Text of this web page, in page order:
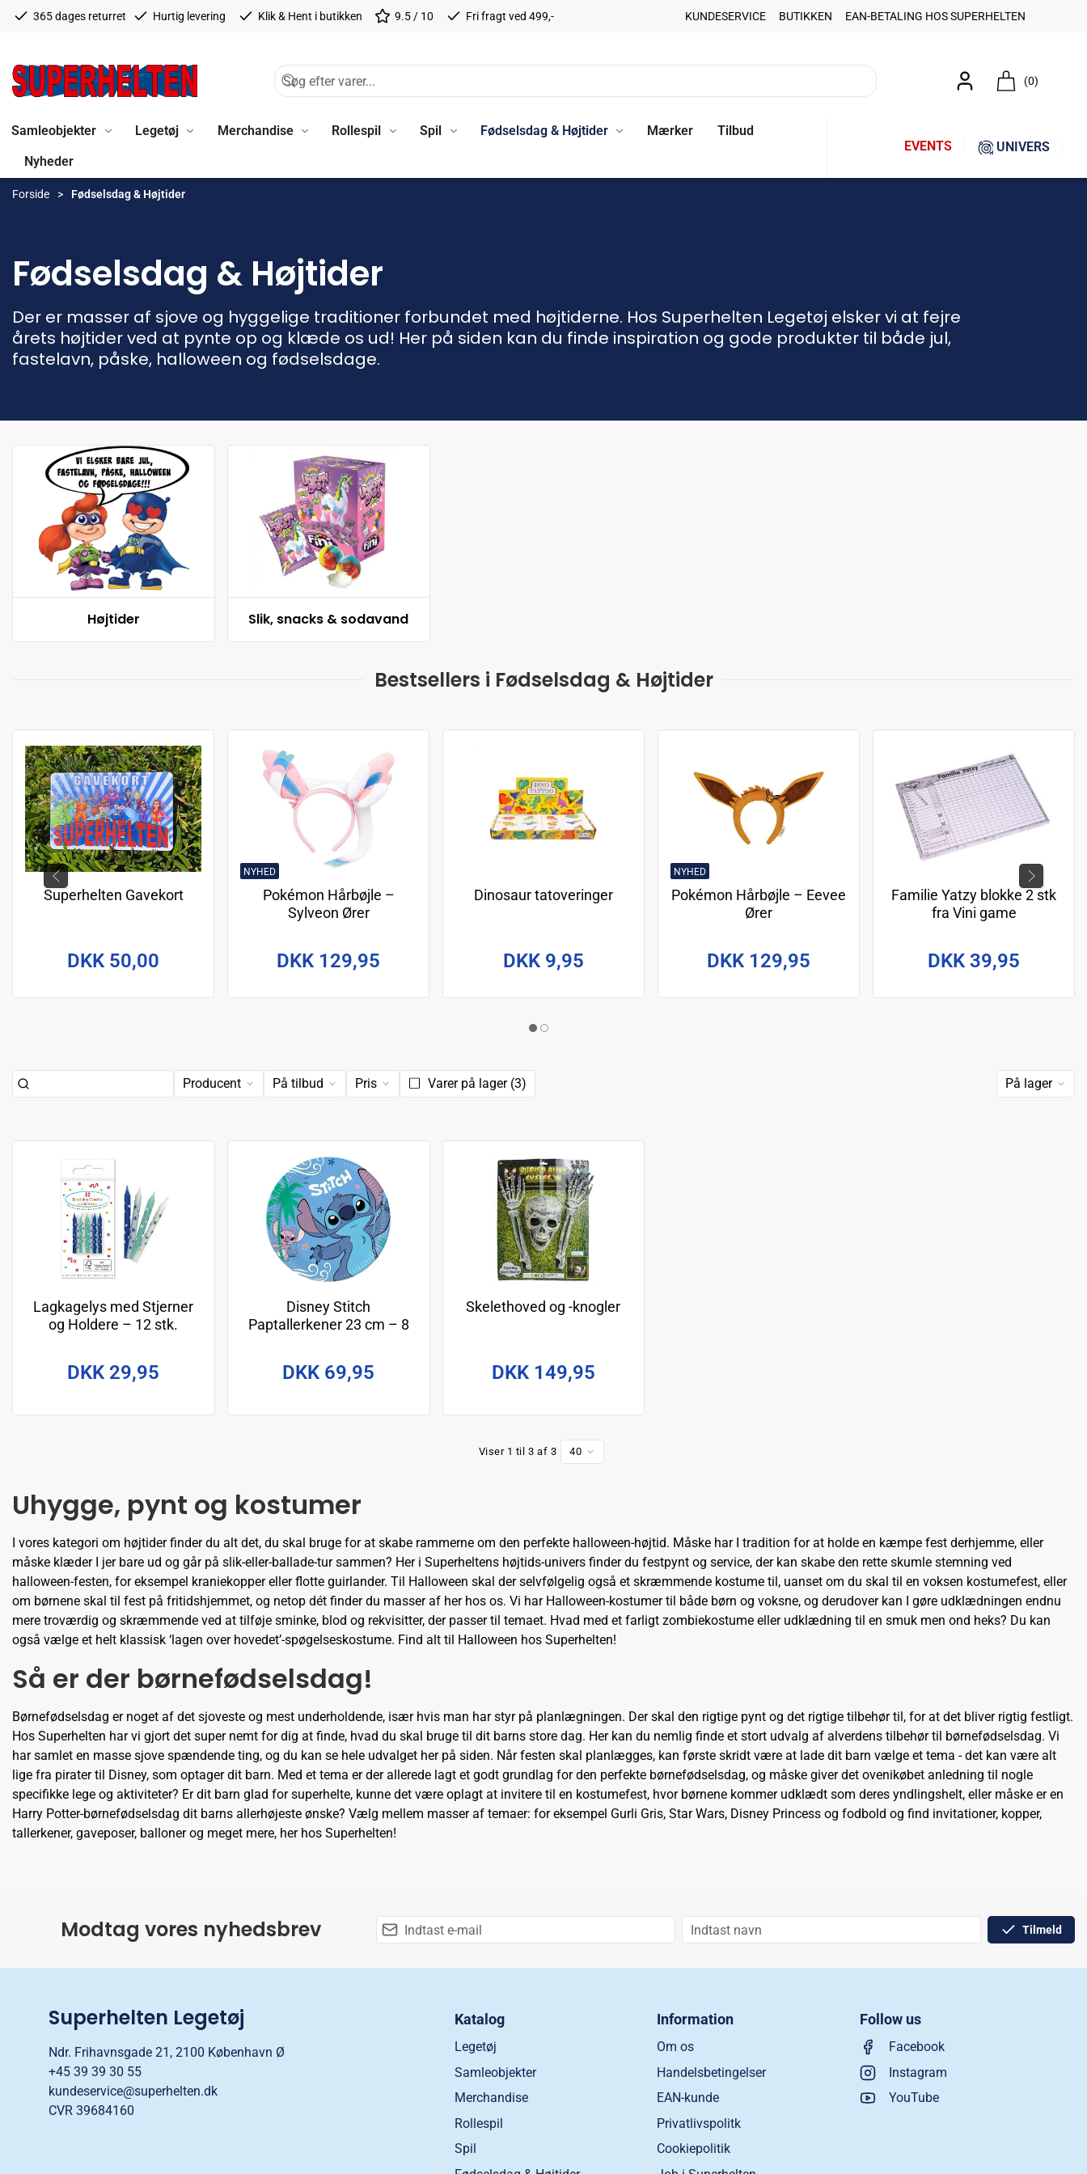
365 dages returret Hurtig levering Klik & Hent i butikken 9.5 / 10 Fri fragt ved 499,- KUNDESERVICE BUTIKKEN EAN-BETALING HOS SUPERHELTEN
(0)
Samleobjekter Legetøj Merchandise Rollespil Spil Fødselsdag & Højtider Mærker
Tilbud
Nyheder
EVENTS UNIVERS
Forside Fødselsdag & Højtider
Fødselsdag & Højtider
Der er masser af sjove og hyggelige traditioner forbundet med højtiderne. Hos Superhelten Legetøj elsker vi at fejre
årets højtider ved at pynte op og klæde os ud! Her på siden kan du finde inspiration og gode produkter til både jul,
fastelavn, påske, halloween og fødselsdage.
Højtider Slik, snacks & sodavand
Bestsellers i Fødselsdag & Højtider
Superhelten Gavekort
DKK 50,00
NYHED
Pokémon Hårbøjle –
Sylveon Ører
DKK 129,95
Dinosaur tatoveringer
DKK 9,95
NYHED
Pokémon Hårbøjle – Eevee
Ører
DKK 129,95
Familie Yatzy blokke 2 stk
fra Vini game
DKK 39,95
Producent På tilbud Pris Varer på lager (3) På lager
Lagkagelys med Stjerner
og Holdere – 12 stk.
DKK 29,95
Disney Stitch
Paptallerkener 23 cm – 8
DKK 69,95
Skelethoved og -knogler
DKK 149,95
Viser 1 til 3 af 3 40
Uhygge, pynt og kostumer
I vores kategori om højtider finder du alt det, du skal bruge for at skabe rammerne om den perfekte halloween-højtid. Måske har I tradition for at holde en kæmpe fest derhjemme, eller
måske klæder I jer bare ud og går på slik-eller-ballade-tur sammen? Her i Superheltens højtids-univers finder du festpynt og service, der kan skabe den rette skumle stemning ved
halloween-festen, for eksempel kraniekopper eller flotte guirlander. Til Halloween skal der selvfølgelig også et skræmmende kostume til, uanset om du skal til en voksen kostumefest, eller
om børnene skal til fest på fritidshjemmet, og netop dét finder du masser af her hos os. Vi har Halloween-kostumer til både børn og voksne, og derudover kan I gøre udklædningen endnu
mere troværdig og skræmmende ved at tilføje sminke, blod og rekvisitter, der passer til temaet. Hvad med et farligt zombiekostume eller udklædning til en smuk men ond heks? Du kan
også vælge et helt klassisk ‘lagen over hovedet’-spøgelseskostume. Find alt til Halloween hos Superhelten!
Så er der børnefødselsdag!
Børnefødselsdag er noget af det sjoveste og mest underholdende, især hvis man har styr på planlægningen. Der skal den rigtige pynt og det rigtige tilbehør til, for at det bliver rigtig festligt.
Hos Superhelten har vi gjort det super nemt for dig at finde, hvad du skal bruge til dit barns store dag. Her kan du nemlig finde et stort udvalg af alverdens tilbehør til børnefødselsdag. Vi
har samlet en masse sjove spændende ting, og du kan se hele udvalget her på siden. Når festen skal planlægges, kan første skridt være at lade dit barn vælge et tema - det kan være alt
lige fra pirater til Disney, som optager dit barn. Med et tema er der allerede lagt et godt grundlag for den perfekte børnefødselsdag, og måske giver det ovenikøbet anledning til nogle
specifikke lege og aktiviteter? Er dit barn glad for superhelte, kunne det være oplagt at invitere til en kostumefest, hvor børnene kommer udklædt som deres yndlingshelt, eller måske er en
Harry Potter-børnefødselsdag dit barns allerhøjeste ønske? Vælg mellem masser af temaer: for eksempel Gurli Gris, Star Wars, Disney Princess og fodbold og find invitationer, kopper,
tallerkener, gaveposer, balloner og meget mere, her hos Superhelten!
Modtag vores nyhedsbrev Tilmeld
Superhelten Legetøj
Ndr. Frihavnsgade 21, 2100 København Ø
+45 39 39 30 55
kundeservice@superhelten.dk
CVR 39684160
Katalog
Legetøj
Samleobjekter
Merchandise
Rollespil
Spil
Information
Om os
Handelsbetingelser
EAN-kunde
Privatlivspolitk
Cookiepolitik
Follow us
Facebook
Instagram
YouTube